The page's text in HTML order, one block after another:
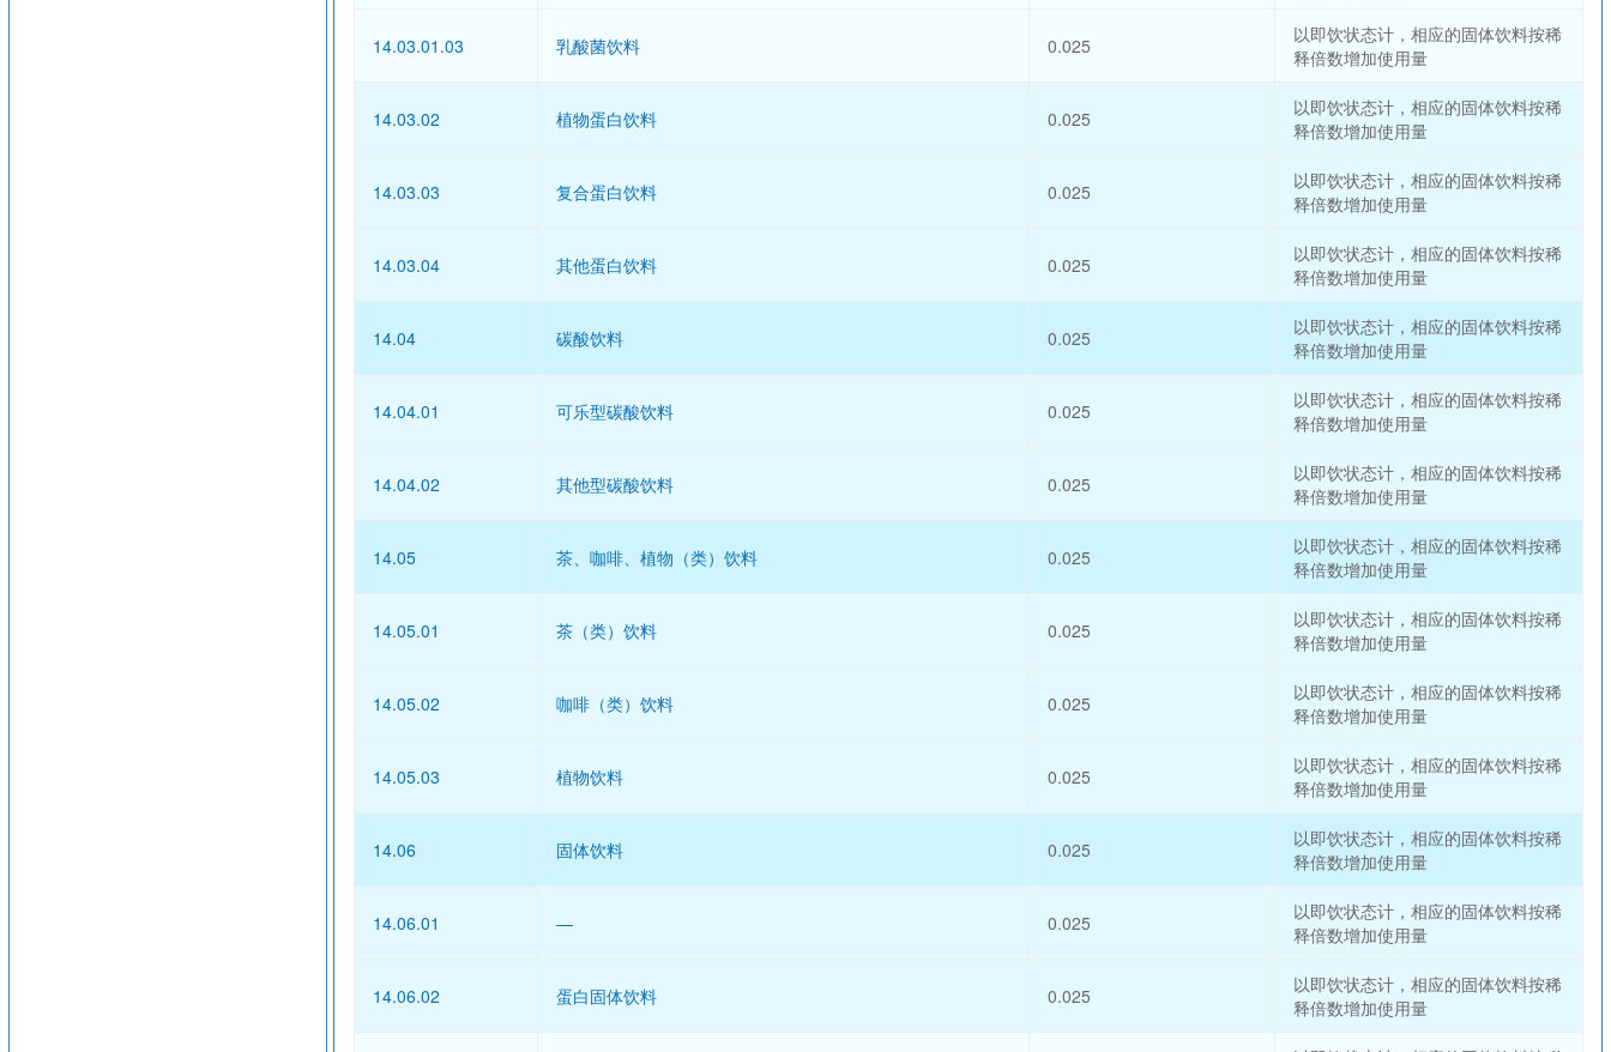
14.03.01.03 乳酸菌饮料 0.025
以即饮状态计，相应的固体饮料按稀
释倍数增加使用量
14.03.02 植物蛋白饮料 0.025
以即饮状态计，相应的固体饮料按稀
释倍数增加使用量
14.03.03 复合蛋白饮料 0.025
以即饮状态计，相应的固体饮料按稀
释倍数增加使用量
14.03.04 其他蛋白饮料 0.025
以即饮状态计，相应的固体饮料按稀
释倍数增加使用量
14.04 碳酸饮料 0.025
以即饮状态计，相应的固体饮料按稀
释倍数增加使用量
14.04.01 可乐型碳酸饮料 0.025
以即饮状态计，相应的固体饮料按稀
释倍数增加使用量
14.04.02 其他型碳酸饮料 0.025
以即饮状态计，相应的固体饮料按稀
释倍数增加使用量
14.05 茶、咖啡、植物（类）饮料 0.025
以即饮状态计，相应的固体饮料按稀
释倍数增加使用量
14.05.01 茶（类）饮料 0.025
以即饮状态计，相应的固体饮料按稀
释倍数增加使用量
14.05.02 咖啡（类）饮料 0.025
以即饮状态计，相应的固体饮料按稀
释倍数增加使用量
14.05.03 植物饮料 0.025
以即饮状态计，相应的固体饮料按稀
释倍数增加使用量
14.06 固体饮料 0.025
以即饮状态计，相应的固体饮料按稀
释倍数增加使用量
14.06.01 — 0.025
以即饮状态计，相应的固体饮料按稀
释倍数增加使用量
14.06.02 蛋白固体饮料 0.025
以即饮状态计，相应的固体饮料按稀
释倍数增加使用量